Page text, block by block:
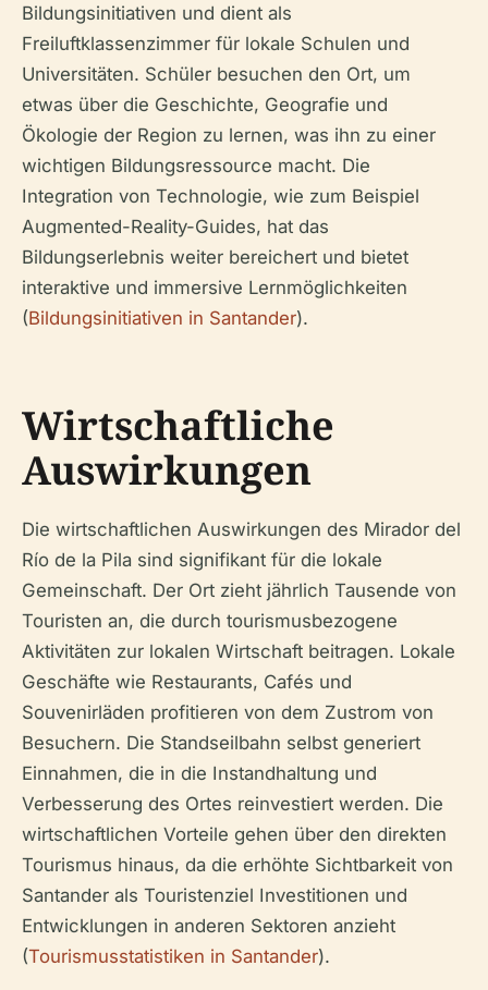
Bildungsinitiativen und dient als
Freiluftklassenzimmer für lokale Schulen und
Universitäten. Schüler besuchen den Ort, um
etwas über die Geschichte, Geografie und
Ökologie der Region zu lernen, was ihn zu einer
wichtigen Bildungsressource macht. Die
Integration von Technologie, wie zum Beispiel
Augmented-Reality-Guides, hat das
Bildungserlebnis weiter bereichert und bietet
interaktive und immersive Lernmöglichkeiten
(Bildungsinitiativen in Santander).
Wirtschaftliche
Auswirkungen
Die wirtschaftlichen Auswirkungen des Mirador del
Río de la Pila sind signifikant für die lokale
Gemeinschaft. Der Ort zieht jährlich Tausende von
Touristen an, die durch tourismusbezogene
Aktivitäten zur lokalen Wirtschaft beitragen. Lokale
Geschäfte wie Restaurants, Cafés und
Souvenirläden profitieren von dem Zustrom von
Besuchern. Die Standseilbahn selbst generiert
Einnahmen, die in die Instandhaltung und
Verbesserung des Ortes reinvestiert werden. Die
wirtschaftlichen Vorteile gehen über den direkten
Tourismus hinaus, da die erhöhte Sichtbarkeit von
Santander als Touristenziel Investitionen und
Entwicklungen in anderen Sektoren anzieht
(Tourismusstatistiken in Santander).